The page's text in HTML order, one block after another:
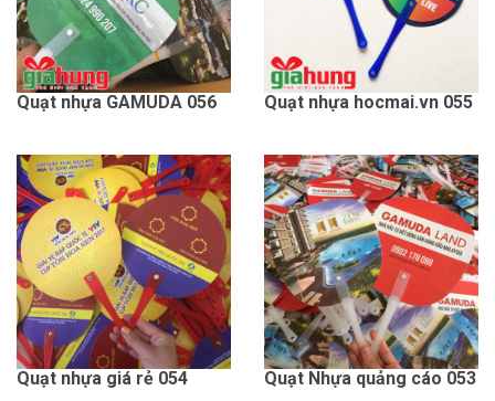
Quạt nhựa GAMUDA 056 Quạt nhựa hocmai.vn 055
Quạt nhựa giá rẻ 054 Quạt Nhựa quảng cáo 053